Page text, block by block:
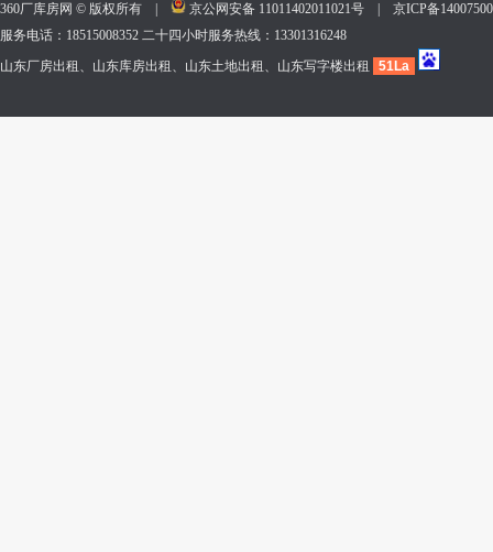
360厂库房网 © 版权所有 | 京公网安备 11011402011021号
京ICP备
服务电话：18515008352 二十四小时服务热线：13301316248
山东厂房出租、山东库房出租、山东土地出租、山东写字楼出租
51La